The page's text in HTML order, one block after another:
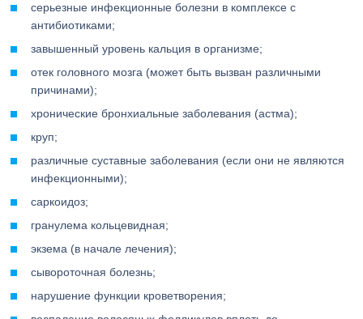
серьезные инфекционные болезни в комплексе с
антибиотиками;
завышенный уровень кальция в организме;
отек головного мозга (может быть вызван различными
причинами);
хронические бронхиальные заболевания (астма);
круп;
различные суставные заболевания (если они не являются
инфекционными);
саркоидоз;
гранулема кольцевидная;
экзема (в начале лечения);
сывороточная болезнь;
нарушение функции кроветворения;